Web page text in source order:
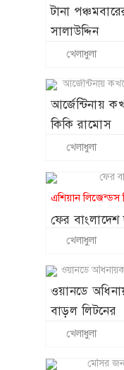
টানা
সালাউদ্দিন
খেলাধুলা
আর্জেন্টিনায়
কিকি রামোস
খেলাধুলা
এশিয়ান লিজেন্ডস
ফের বাংলাদেশ
খেলাধুলা
ওয়ানডে
বাড়ল লিটনের
খেলাধুলা